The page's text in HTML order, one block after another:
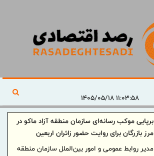
۱۱:۰۳:۵۸ ۱۴۰۵/۰۵/۱۸
برپایی موکب رسانه‌ای سازمان منطقه آزاد ماکو در
مرز بازرگان برای روایت حضور زائران اربعین
مدیر روابط عمومی و امور بین‌الملل سازمان منطقه